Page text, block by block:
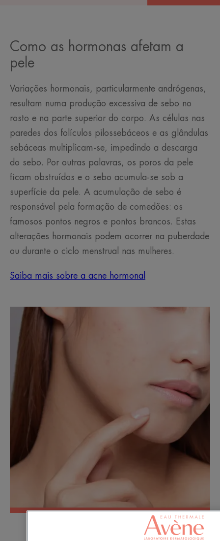
Como as hormonas afetam a
pele
Variações hormonais, particularmente andrógenas,
resultam numa produção excessiva de sebo no
rosto e na parte superior do corpo. As células nas
paredes dos folículos pilossebáceos e as glândulas
sebáceas multiplicam-se, impedindo a descarga
do sebo. Por outras palavras, os poros da pele
ficam obstruídos e o sebo acumula-se sob a
superfície da pele. A acumulação de sebo é
responsável pela formação de comedões: os
famosos pontos negros e pontos brancos. Estas
alterações hormonais podem ocorrer na puberdade
ou durante o ciclo menstrual nas mulheres.
Saiba mais sobre a acne hormonal